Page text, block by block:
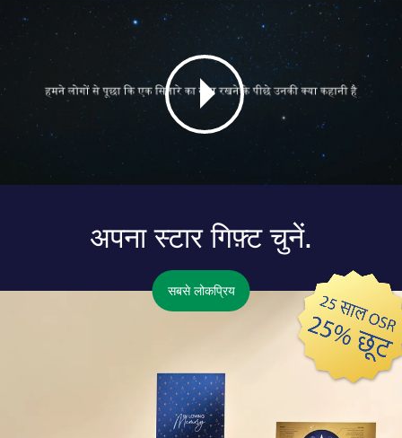
अपना स्टार गिफ़्ट चुनें.
सबसे लोकप्रिय